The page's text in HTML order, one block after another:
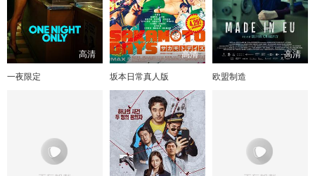
高清
一夜限定
高清
坂本日常真人版
高清
欧盟制造